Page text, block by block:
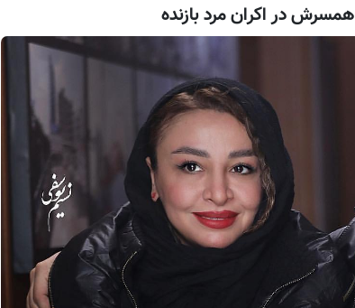
در اکران مرد بازنده